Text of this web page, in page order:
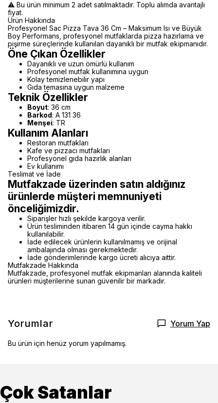
⚠️ Bu ürün minimum 2 adet satılmaktadır. Toplu alımda avantajlı
fiyat.
Ürün Hakkında
Profesyonel Sac Pizza Tava 36 Cm – Maksimum Isı ve Büyük
Boy Performans, profesyonel mutfaklarda pizza hazırlama ve
pişirme süreçlerinde kullanılan dayanıklı bir mutfak ekipmanıdır.
Öne Çıkan Özellikler
Dayanıklı ve uzun ömürlü kullanım
Profesyonel mutfak kullanımına uygun
Kolay temizlenebilir yapı
Gıda temasına uygun malzeme
Teknik Özellikler
Boyut: 36 cm
Barkod: A 131 36
Menşei: TR
Kullanım Alanları
Restoran mutfakları
Kafe ve pizzacı mutfakları
Profesyonel gıda hazırlık alanları
Ev kullanımı
Teslimat ve İade
Mutfakzade üzerinden satın aldığınız
ürünlerde müşteri memnuniyeti
önceliğimizdir.
Siparişler hızlı şekilde kargoya verilir.
Ürün tesliminden itibaren 14 gün içinde cayma hakkı
kullanılabilir.
İade edilecek ürünlerin kullanılmamış ve orijinal
ambalajında olması gerekmektedir.
İade gönderimlerinde kargo ücreti alıcıya aittir.
Mutfakzade Hakkında
Mutfakzade, profesyonel mutfak ekipmanları alanında kaliteli
ürünleri müşterilerine sunan güvenilir bir markadır.
Yorumlar Yorum Yap
Bu ürün için henüz yorum yapılmamış.
Çok Satanlar